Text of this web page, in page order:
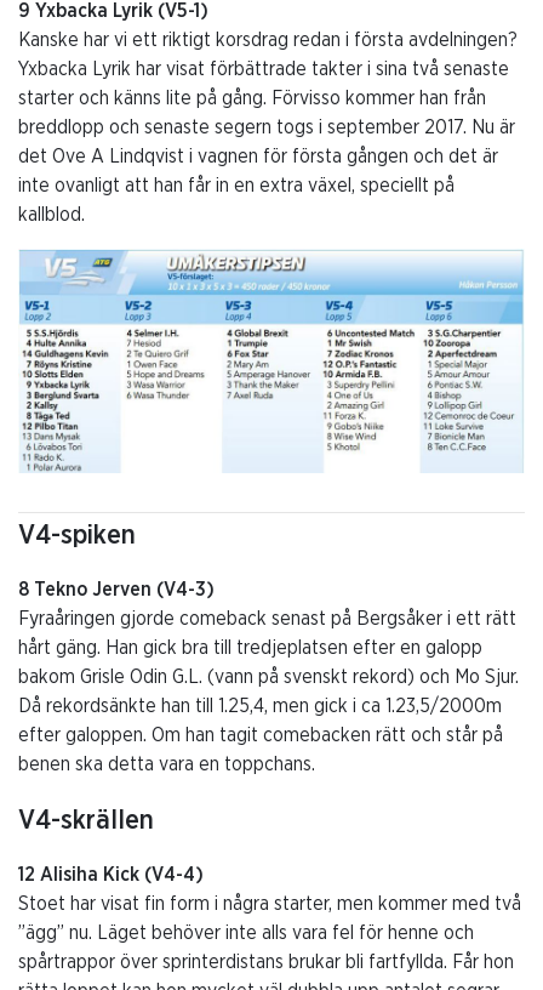
9 Yxbacka Lyrik (V5-1)
Kanske har vi ett riktigt korsdrag redan i första avdelningen?
Yxbacka Lyrik har visat förbättrade takter i sina två senaste
starter och känns lite på gång. Förvisso kommer han från
breddlopp och senaste segern togs i september 2017. Nu är
det Ove A Lindqvist i vagnen för första gången och det är
inte ovanligt att han får in en extra växel, speciellt på
kallblod.
V4-spiken
8 Tekno Jerven (V4-3)
Fyraåringen gjorde comeback senast på Bergsåker i ett rätt
hårt gäng. Han gick bra till tredjeplatsen efter en galopp
bakom Grisle Odin G.L. (vann på svenskt rekord) och Mo Sjur.
Då rekordsänkte han till 1.25,4, men gick i ca 1.23,5/2000m
efter galoppen. Om han tagit comebacken rätt och står på
benen ska detta vara en toppchans.
V4-skrällen
12 Alisiha Kick (V4-4)
Stoet har visat fin form i några starter, men kommer med två
”ägg” nu. Läget behöver inte alls vara fel för henne och
spårtrappor över sprinterdistans brukar bli fartfyllda. Får hon